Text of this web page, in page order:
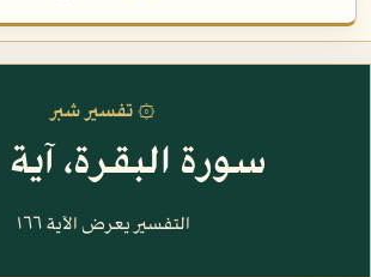
۞ تفسير شبر
سورة البقرة، آية ١٦٦
التفسير يعرض الآية ١٦٦